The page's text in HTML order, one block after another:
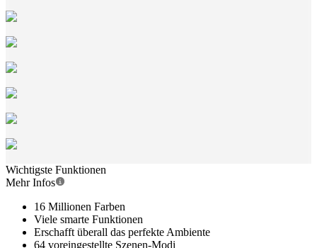
Wichtigste Funktionen
Mehr Infos
16 Millionen Farben
Viele smarte Funktionen
Erschafft überall das perfekte Ambiente
64 voreingestellte Szenen-Modi